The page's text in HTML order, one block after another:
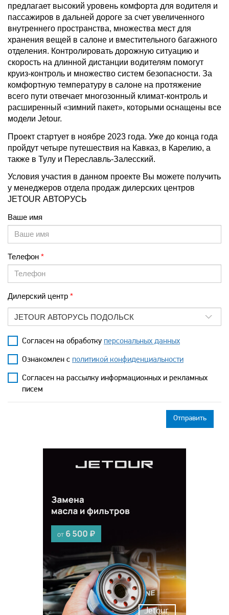
предлагает высокий уровень комфорта для водителя и
пассажиров в дальней дороге за счет увеличенного
внутреннего пространства, множества мест для
хранения вещей в салоне и вместительного багажного
отделения. Контролировать дорожную ситуацию и
скорость на длинной дистанции водителям помогут
круиз-контроль и множество систем безопасности. За
комфортную температуру в салоне на протяжение
всего пути отвечает многозонный климат-контроль и
расширенный «зимний пакет», которыми оснащены все
модели Jetour.
Проект стартует в ноябре 2023 года. Уже до конца года
пройдут четыре путешествия на Кавказ, в Карелию, а
также в Тулу и Переславль-Залесский.
Условия участия в данном проекте Вы можете получить
у менеджеров отдела продаж дилерских центров
JETOUR АВТОРУСЬ
Ваше имя
Телефон
Дилерский центр
JETOUR АВТОРУСЬ ПОДОЛЬСК
Согласен на обработку персональных данных
Ознакомлен с политикой конфиденциальности
Согласен на рассылку информационных и рекламных
писем
Jetour